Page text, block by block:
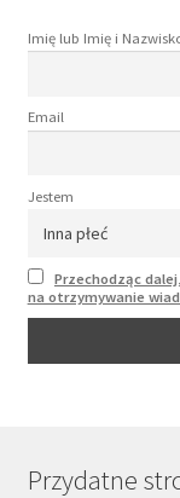
Imię lub Imię i
Email
Jestem
Przechodząc
na otrzymywanie
Przydatne